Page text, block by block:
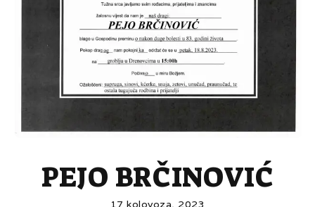
PEJO BRČINOVIĆ
17 kolovoza, 2023